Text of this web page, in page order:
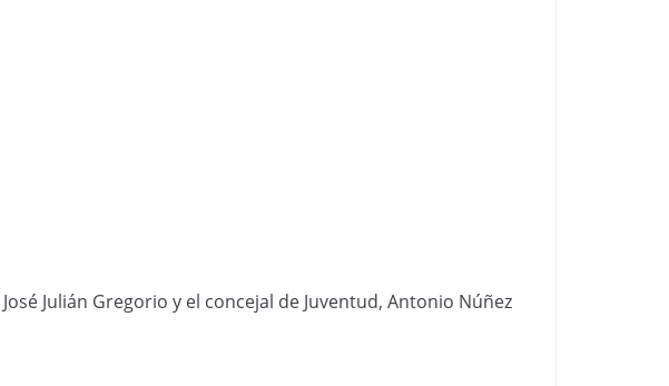
Julián Gregorio y el concejal de Juventud, Antonio Núñez